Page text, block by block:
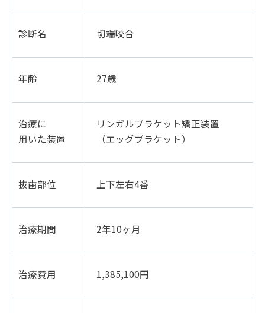
診断名 切端咬合
年齢 27歳
治療に
用いた装置
リンガルブラケット矯正装置
（エッグブラケット）
抜歯部位 上下左右4番
治療期間 2年10ヶ月
治療費用 1,385,100円